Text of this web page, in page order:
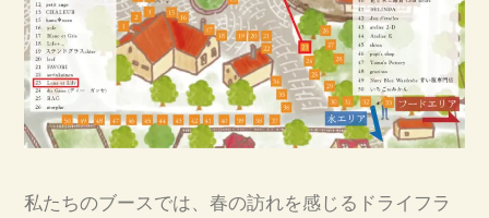
私たちのブースでは、春の訪れを感じるドライフラ